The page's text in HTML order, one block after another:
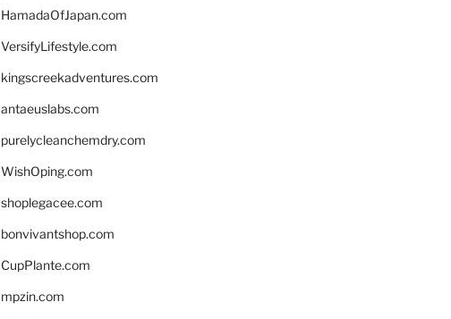
HamadaOfJapan.com
VersifyLifestyle.com
kingscreekadventures.com
antaeuslabs.com
purelycleanchemdry.com
WishOping.com
shoplegacee.com
bonvivantshop.com
CupPlante.com
mpzin.com